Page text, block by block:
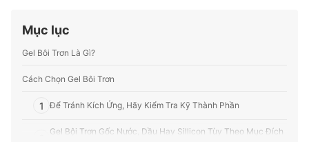
Profile của Ban biên tập mybest
Mục lục
Gel Bôi Trơn Là Gì?
Cách Chọn Gel Bôi Trơn
1 Để Tránh Kích Ứng, Hãy Kiểm Tra Kỹ Thành Phần
Gel Bội Trơn Gốc Nước, Dầu Hay Sillicon Tùy Theo Mục Đích